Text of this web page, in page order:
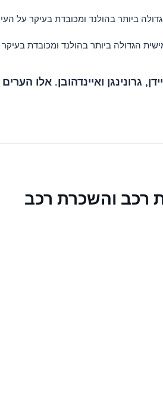
ביותר בהולנד ומכובדת בעיקר על
הגדולה ביותר בהולנד ומכובדת
גרונינגן ואיינדהובן. אלו
רכב והשכרת רכב